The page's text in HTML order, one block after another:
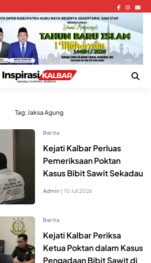
Tag:Jaksa Agung
Berita
Kejati Kalbar Perluas
Pemeriksaan Poktan
Kasus Bibit Sawit Sekadau
Admin | 10 Juli 2026
Berita
Kejati Kalbar Periksa
Ketua Poktan dalam Kasus
Pengadaan Bibit Sawit di